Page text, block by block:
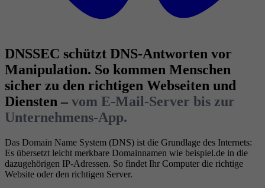
DNSSEC schützt DNS-Antworten vor
Manipulation. So kommen Menschen
sicher zu den richtigen Webseiten und
Diensten – vom E-Mail-Server bis zur
Unternehmens-App.
Das Domain Name System (DNS) ist die Grundlage des Internets:
Es übersetzt leicht merkbare Domainnamen wie beispiel.de in die
dazugehörigen IP-Adressen. So findet Ihr Computer die richtige
Website oder den richtigen Server.